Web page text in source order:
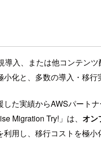
入、または他コンテン
化と、多数の導入・移
た実績からAWSパー
Migration Try!」は、 オン
用し、移行コストを極